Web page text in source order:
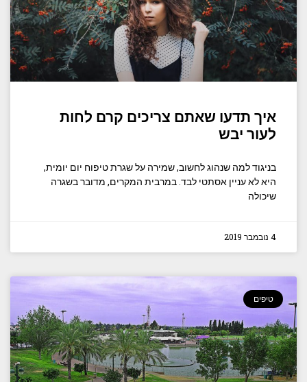
איך תדעו שאתם צריכים קרם לחות
לעור יבש
בניגוד למה שנהוג לחשוב, שמירה על שגרת טיפוח יום יומית,
היא לא עניין אסתטי לבד. במרבית המקרים, מדובר בשגרה
שיכולה
4 נובמבר 2019
טיפים